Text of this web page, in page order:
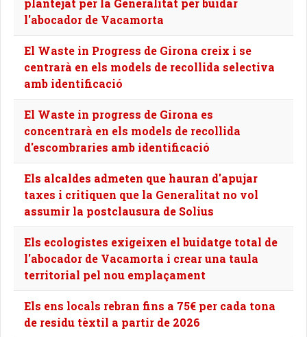
plantejat per la Generalitat per buidar
l'abocador de Vacamorta
El Waste in Progress de Girona creix i se
centrarà en els models de recollida selectiva
amb identificació
El Waste in progress de Girona es
concentrarà en els models de recollida
d'escombraries amb identificació
Els alcaldes admeten que hauran d'apujar
taxes i critiquen que la Generalitat no vol
assumir la postclausura de Solius
Els ecologistes exigeixen el buidatge total de
l'abocador de Vacamorta i crear una taula
territorial pel nou emplaçament
Els ens locals rebran fins a 75€ per cada tona
de residu tèxtil a partir de 2026